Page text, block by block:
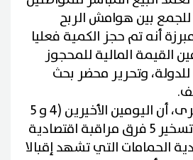
للجمع بين هوامش الربح
أنه تم حجز الكمية فعليا
القيمة المالية للمحجوز
وتحرير محضر بحث
وأبرزت، من جهة أخرى، أن اليومين الأخيرين (4 و 5
أوت الجاري) شهدا تسخير 5 فرق مراقبة اقتصادية
الحمامات التي تشهد إقبالا